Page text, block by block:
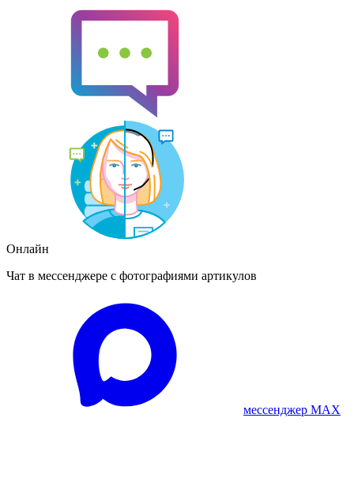
Онлайн
Чат в мессенджере с фотографиями артикулов
мессенджер MAX